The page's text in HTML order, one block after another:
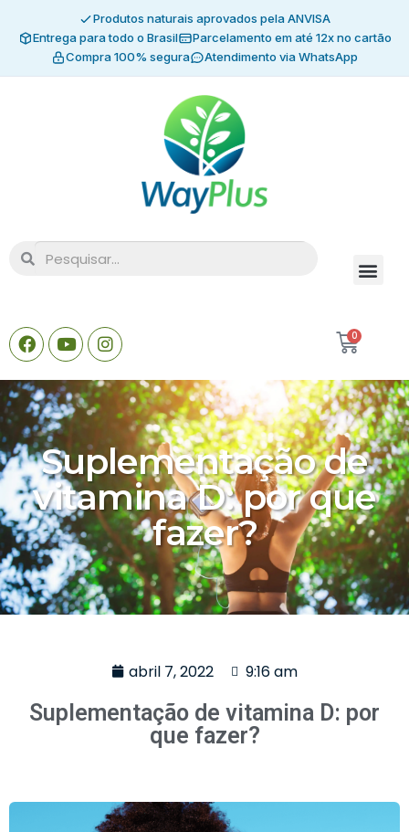
Produtos naturais aprovados pela ANVISA
Entrega para todo o Brasil
Parcelamento em até 12x no cartão
Compra 100% segura
Atendimento via WhatsApp
0
Suplementação de
vitamina D: por que
fazer?
abril 7, 2022 9:16 am
Suplementação de vitamina D: por
que fazer?